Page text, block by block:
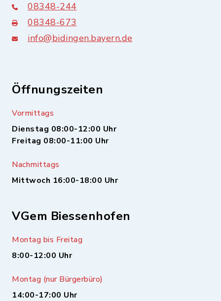
08348-244
08348-673
info@bidingen.bayern.de
Öffnungszeiten
Vormittags
Dienstag 08:00-12:00 Uhr
Freitag 08:00-11:00 Uhr
Nachmittags
Mittwoch 16:00-18:00 Uhr
VGem Biessenhofen
Montag bis Freitag
8:00-12:00 Uhr
Montag (nur Bürgerbüro)
14:00-17:00 Uhr